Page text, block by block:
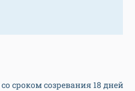
сроком созревания 18 дней